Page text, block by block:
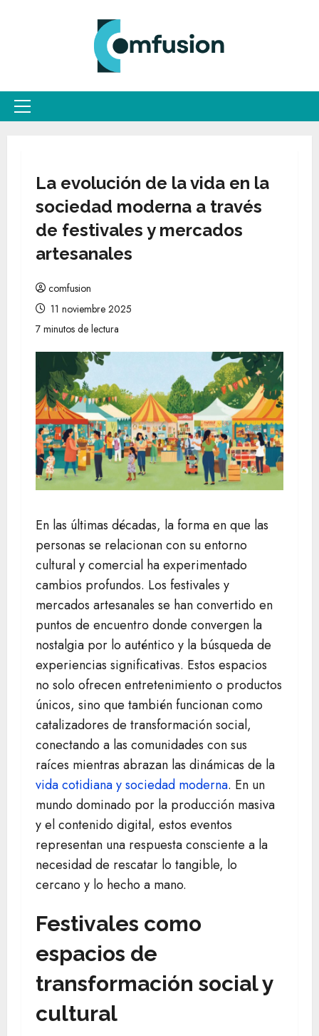
Menú
La evolución de la vida en la
sociedad moderna a través
de festivales y mercados
artesanales
comfusion
11 noviembre 2025
7 minutos de lectura
En las últimas décadas, la forma en que las
personas se relacionan con su entorno
cultural y comercial ha experimentado
cambios profundos. Los festivales y
mercados artesanales se han convertido en
puntos de encuentro donde convergen la
nostalgia por lo auténtico y la búsqueda de
experiencias significativas. Estos espacios
no solo ofrecen entretenimiento o productos
únicos, sino que también funcionan como
catalizadores de transformación social,
conectando a las comunidades con sus
raíces mientras abrazan las dinámicas de la
vida cotidiana y sociedad moderna. En un
mundo dominado por la producción masiva
y el contenido digital, estos eventos
representan una respuesta consciente a la
necesidad de rescatar lo tangible, lo
cercano y lo hecho a mano.
Festivales como
espacios de
transformación social y
cultural